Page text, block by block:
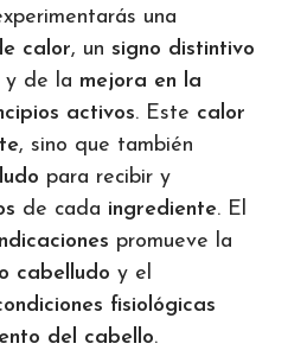
una
calor, un signo distintivo
y de la mejora en la
activos. Este calor
, sino que también
para recibir y
de cada ingrediente. El
promueve la
cabelludo y el
fisiológicas
del cabello.